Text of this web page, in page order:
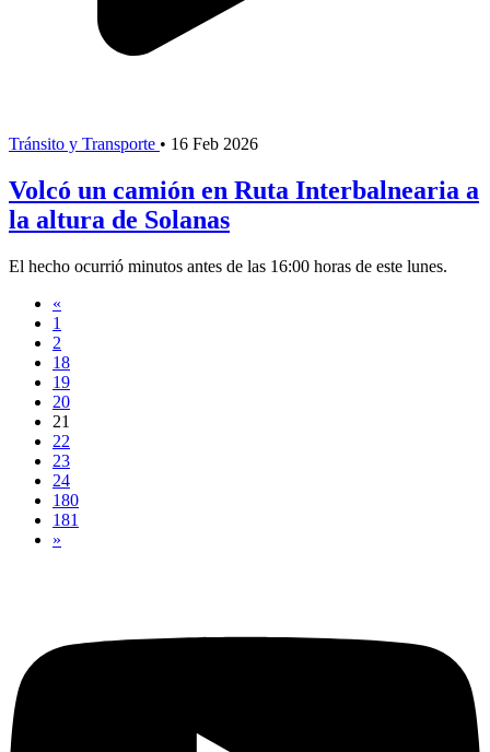
Tránsito y Transporte • 16 Feb 2026
Volcó un camión en Ruta Interbalnearia a
la altura de Solanas
El hecho ocurrió minutos antes de las 16:00 horas de este lunes.
«
1
2
18
19
20
21
22
23
24
180
181
»